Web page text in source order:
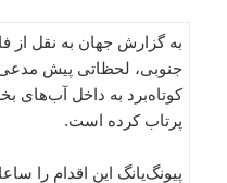
به گزارش جهان به نقل از
جنوبی، لحظاتی پیش
کوتاه‌برد به داخل
پرتاب کرده است.
پیونگ‌یانگ این اقدام را